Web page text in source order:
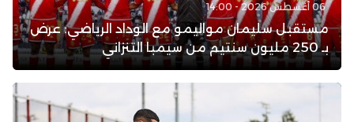
06 أغسطس 2026 - 14:00
مستقبل سليمان مواليمو مع الوداد الرياضي: عرض
بـ 250 مليون سنتيم من سيمبا التنزاني